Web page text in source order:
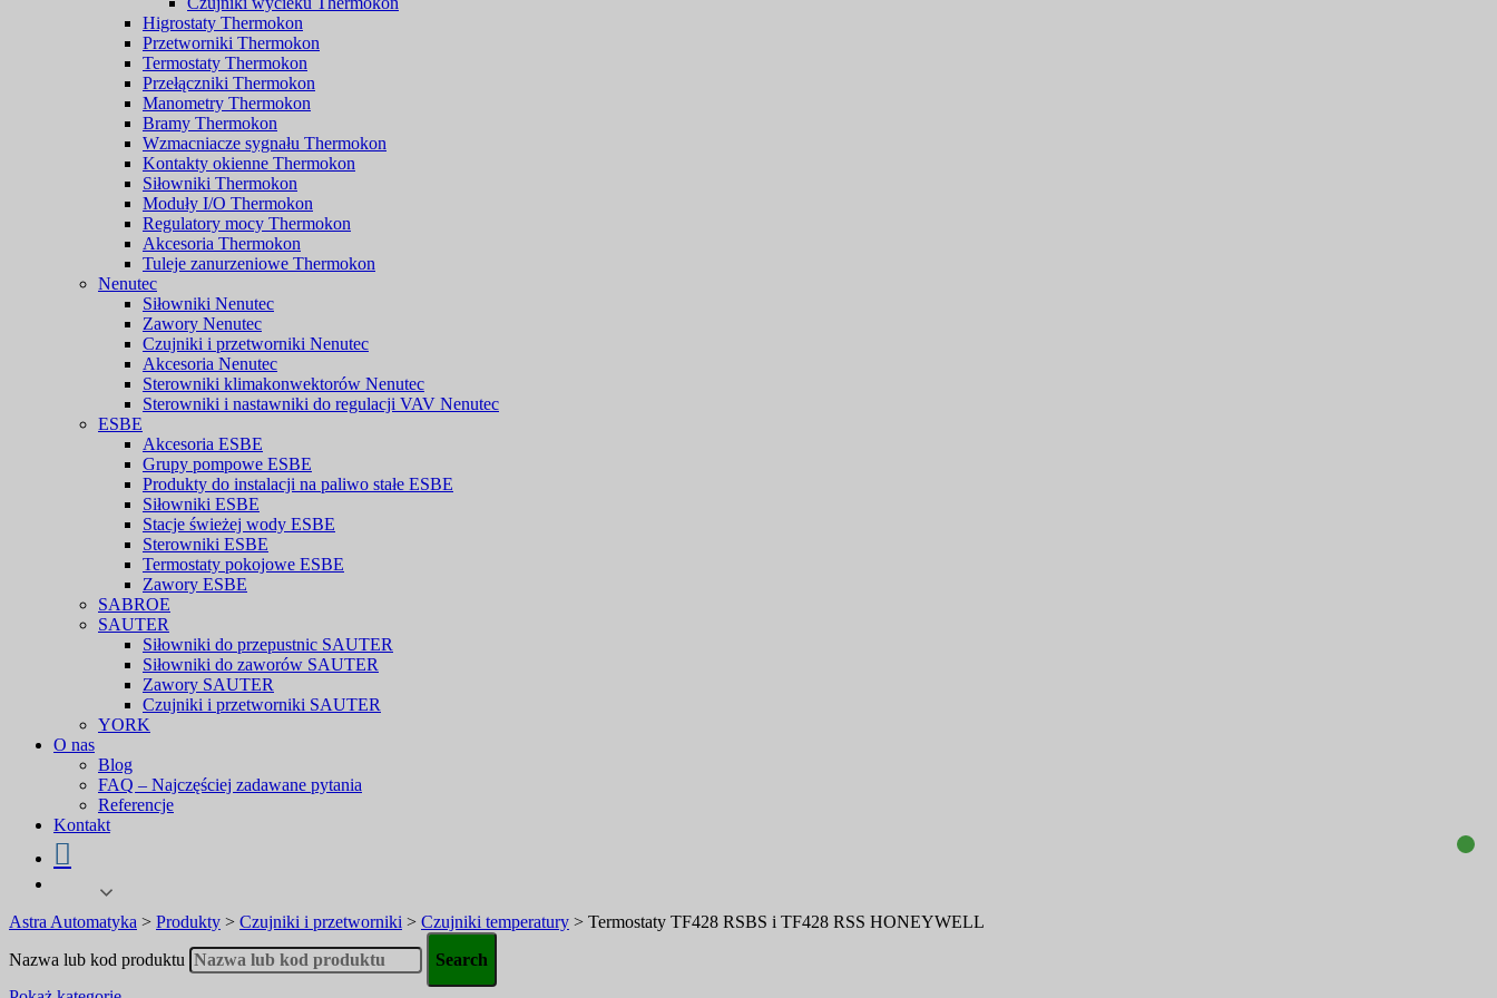
Higrostaty Thermokon
Przetworniki Thermokon
Termostaty Thermokon
Przełączniki Thermokon
Manometry Thermokon
Bramy Thermokon
Wzmacniacze sygnału Thermokon
Kontakty okienne Thermokon
Siłowniki Thermokon
Moduły I/O Thermokon
Regulatory mocy Thermokon
Akcesoria Thermokon
Tuleje zanurzeniowe Thermokon
Nenutec
Siłowniki Nenutec
Zawory Nenutec
Czujniki i przetworniki Nenutec
Akcesoria Nenutec
Sterowniki klimakonwektorów Nenutec
Sterowniki i nastawniki do regulacji VAV Nenutec
ESBE
Akcesoria ESBE
Grupy pompowe ESBE
Produkty do instalacji na paliwo stałe ESBE
Siłowniki ESBE
Stacje świeżej wody ESBE
Sterowniki ESBE
Termostaty pokojowe ESBE
Zawory ESBE
SABROE
SAUTER
Siłowniki do przepustnic SAUTER
Siłowniki do zaworów SAUTER
Zawory SAUTER
Czujniki i przetworniki SAUTER
YORK
O nas
Blog
FAQ – Najczęściej zadawane pytania
Referencje
Kontakt
Astra Automatyka > Produkty > Czujniki i przetworniki > Czujniki temperatury > Termostaty TF428 RSBS i TF428 RSS HONEYWELL
Nazwa lub kod produktu